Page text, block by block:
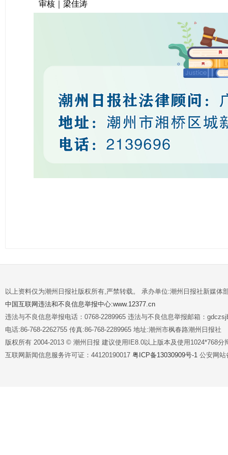
审核｜梁佳涛
以上资料仅为潮州日报社版权所有,严禁转载。 承办单位:潮州日报社新媒体
中国互联网违法和不良信息举报中心:www.12377.cn
违法与不良信息举报电话：0768-2289965 违法与不良信息举报邮箱：
电话:86-768-2262755 传真:86-768-2289965 地址:潮州市枫春路潮州日报社
版权所有 2004-2013 © 潮州日报 建议使用IE8.0以上版本及使用1024*768分
互联网新闻信息服务许可证：44120190017 粤ICP备13030909号-1 公安网站